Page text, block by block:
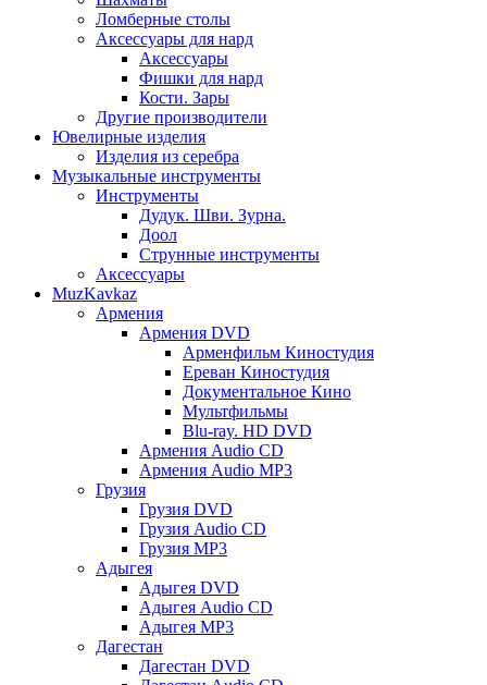
Ломберные столы
Аксессуары для нард
Аксессуары
Фишки для нард
Кости. Зары
Другие производители
Ювелирные изделия
Изделия из серебра
Музыкальные инструменты
Инструменты
Дудук. Шви. Зурна.
Доол
Струнные инструменты
Аксессуары
MuzKavkaz
Армения
Армения DVD
Арменфильм Киностудия
Ереван Киностудия
Документальное Кино
Мультфильмы
Blu-ray. HD DVD
Армения Audio CD
Армения Audio MP3
Грузия
Грузия DVD
Грузия Audio CD
Грузия MP3
Адыгея
Адыгея DVD
Адыгея Audio CD
Адыгея MP3
Дагестан
Дагестан DVD